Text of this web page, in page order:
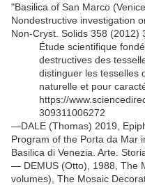
"Basilica of San Marco
Nondestructive investigation
Non-Cryst. Solids 358 (2012)
Étude scientifique
destructives des
distinguer les tesselles
naturelle et pour
https://
309311006272
—DALE (Thomas) 2019,
Program of the Porta da Mar
Basilica di Venezia. Arte.
— DEMUS (Otto), 1988, The
volumes), The Mosaic